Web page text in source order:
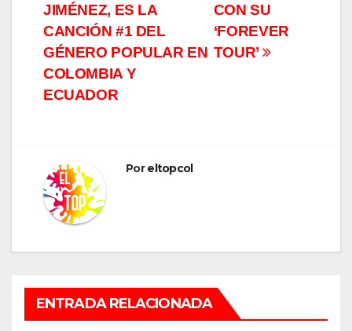
entradas
CON SU
‘FOREVER
TOUR’
JIMÉNEZ, ES LA
CANCIÓN #1 DEL
GÉNERO POPULAR EN
COLOMBIA Y
ECUADOR
Poreltopcol
ENTRADA RELACIONADA